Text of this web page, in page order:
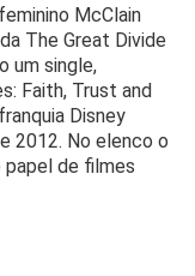
McClain
The Great Divide
um single,
Faith, Trust and
Disney
2012. No elenco o
de filmes